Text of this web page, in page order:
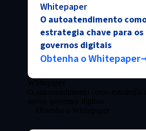
Whitepaper
O autoatendimento
estrategia chave para os
governos digitais
Obtenha o Whitepaper